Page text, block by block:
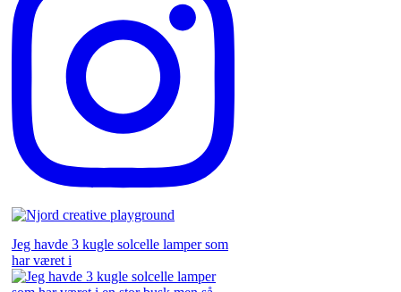
Jeg havde 3 kugle solcelle lamper som
har været i